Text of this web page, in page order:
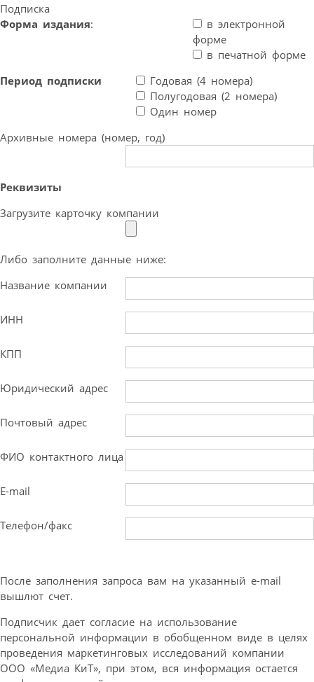
Подписка
Форма издания:
в электронной
форме
в печатной форме
Период подписки
Годовая (4 номера)
Полугодовая (2 номера)
Один номер
Архивные номера (номер, год)
Реквизиты
Загрузите карточку компании
Либо заполните данные ниже:
Название компании
ИНН
КПП
Юридический адрес
Почтовый адрес
ФИО контактного лица
E-mail
Телефон/факс
После заполнения запроса вам на указанный e-mail
вышлют счет.
Подписчик дает согласие на использование
персональной информации в обобщенном виде в целях
проведения маркетинговых исследований компании
ООО «Медиа КиТ», при этом, вся информация остается